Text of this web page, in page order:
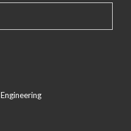
Engineering